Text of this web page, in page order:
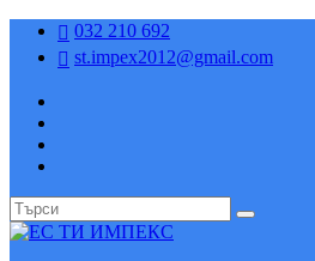
 032 210 692
 st.impex2012@gmail.com